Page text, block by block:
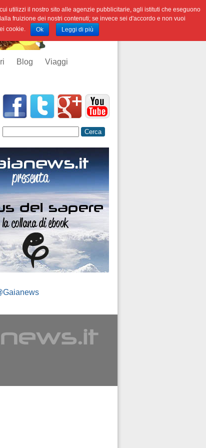
Blog Viaggi
utilizzi il nostro sito alle agenzie pubblicitarie, agli istituti che eseguono
fruizione dei nostri contenuti; se invece sei d'accordo e non vuoi
cookie. Ok Leggi di più